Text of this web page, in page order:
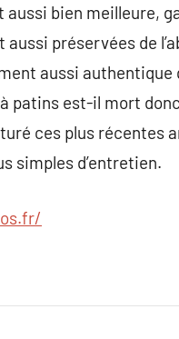
bien meilleure,
préservées de
aussi authentique
patins est-il mort
ces plus récentes
simples d’entretien.